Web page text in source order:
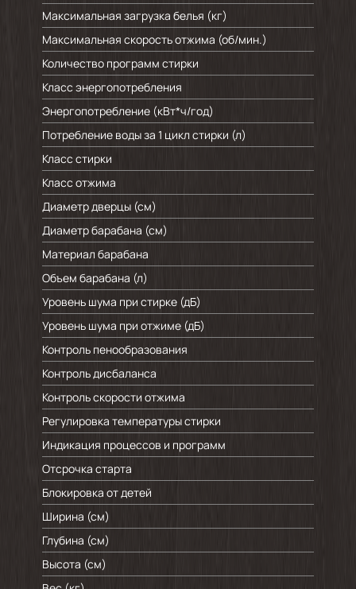
Максимальная загрузка белья (кг)
Максимальная скорость отжима (об/мин.)
Количество программ стирки
Класс энергопотребления
Энергопотребление (кВт*ч/год)
Потребление воды за 1 цикл стирки (л)
Класс стирки
Класс отжима
Диаметр дверцы (см)
Диаметр барабана (см)
Материал барабана
Объем барабана (л)
Уровень шума при стирке (дБ)
Уровень шума при отжиме (дБ)
Контроль пенообразования
Контроль дисбаланса
Контроль скорости отжима
Регулировка температуры стирки
Индикация процессов и программ
Отсрочка старта
Блокировка от детей
Ширина (см)
Глубина (см)
Высота (см)